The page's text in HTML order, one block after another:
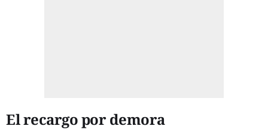
El recargo por demora